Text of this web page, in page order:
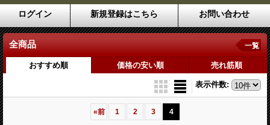
ログイン 新規登録はこちら お問い合わせ
全商品 一覧
おすすめ順 価格の安い順 売れ筋順
表示件数:
«前 1 2 3 4